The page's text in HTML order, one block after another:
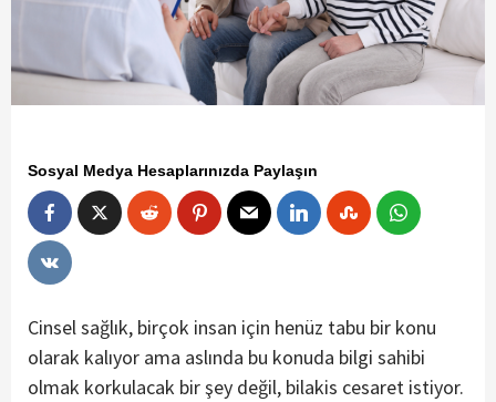
Sosyal Medya Hesaplarınızda Paylaşın
Cinsel sağlık, birçok insan için henüz tabu bir konu
olarak kalıyor ama aslında bu konuda bilgi sahibi
olmak korkulacak bir şey değil, bilakis cesaret istiyor.